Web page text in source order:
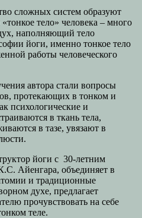
сложных систем образуют
тело» человека – много
наполняющий тело
йоги, именно тонкое тело
работы человеческого
автора стали вопросы
протекающих в тонком и
психологические и
в ткань тела,
в тазе, увязают в
йоги с 30-летним
Айенгара, объединяет в
и традиционные
духе, предлагает
прочувствовать на себе
теле.